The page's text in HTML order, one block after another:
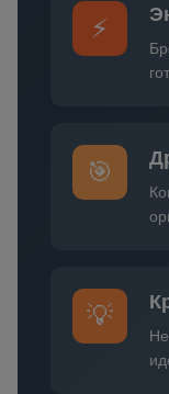
⚡
🎯
💡